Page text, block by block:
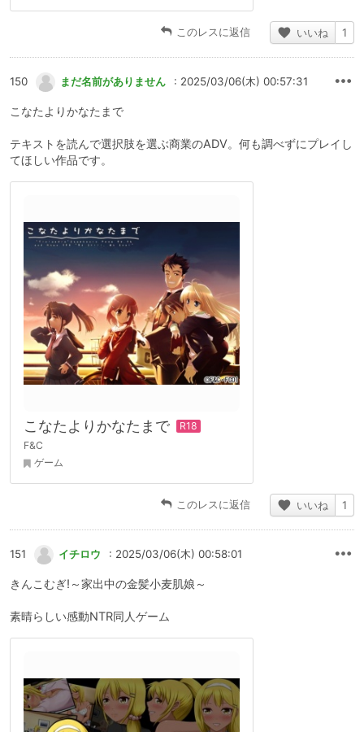
このレスに返信 いいね 1
150 まだ名前がありません : 2025/03/06(木) 00:57:31
こなたよりかなたまで
テキストを読んで選択肢を選ぶ商業のADV。何も調べずにプレイし
てほしい作品です。
こなたよりかなたまで
F&C
ゲーム
このレスに返信 いいね 1
151 イチロウ : 2025/03/06(木) 00:58:01
きんこむぎ!～家出中の金髪小麦肌娘～
素晴らしい感動NTR同人ゲーム